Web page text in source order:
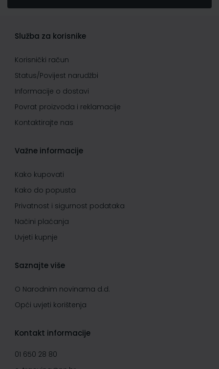
Služba za korisnike
Korisnički račun
Status/Povijest narudžbi
Informacije o dostavi
Povrat proizvoda i reklamacije
Kontaktirajte nas
Važne informacije
Kako kupovati
Kako do popusta
Privatnost i sigurnost podataka
Načini plaćanja
Uvjeti kupnje
Saznajte više
O Narodnim novinama d.d.
Opći uvjeti korištenja
Kontakt informacije
01 650 28 80